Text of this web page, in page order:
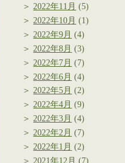
2022年11月 (5)
2022年10月 (1)
2022年9月 (4)
2022年8月 (3)
2022年7月 (7)
2022年6月 (4)
2022年5月 (2)
2022年4月 (9)
2022年3月 (4)
2022年2月 (7)
2022年1月 (2)
2021年12月 (7)